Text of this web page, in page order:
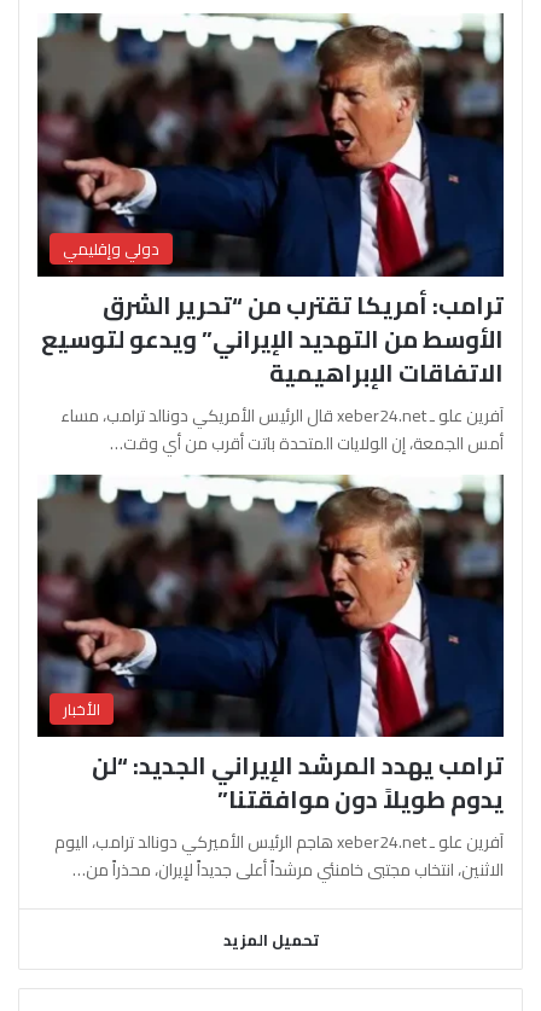
دولي وإقليمي
ترامب: أمريكا تقترب من “تحرير الشرق
الأوسط من التهديد الإيراني” ويدعو لتوسيع
الاتفاقات الإبراهيمية
آفرين علو ـ xeber24.net قال الرئيس الأمريكي دونالد ترامب، مساء
أمس الجمعة، إن الولايات المتحدة باتت أقرب من أي وقت…
الأخبار
ترامب يهدد المرشد الإيراني الجديد: “لن
يدوم طويلاً دون موافقتنا”
آفرين علو ـ xeber24.net هاجم الرئيس الأميركي دونالد ترامب، اليوم
الاثنين، انتخاب مجتبى خامنئي مرشداً أعلى جديداً لإيران، محذراً من…
تحميل المزيد